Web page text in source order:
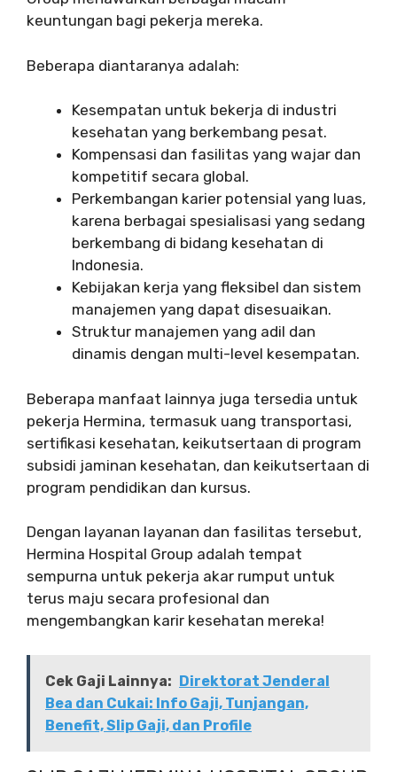
keuntungan bagi pekerja mereka.
Beberapa diantaranya adalah:
Kesempatan untuk bekerja di industri
kesehatan yang berkembang pesat.
Kompensasi dan fasilitas yang wajar dan
kompetitif secara global.
Perkembangan karier potensial yang luas,
karena berbagai spesialisasi yang sedang
berkembang di bidang kesehatan di
Indonesia.
Kebijakan kerja yang fleksibel dan sistem
manajemen yang dapat disesuaikan.
Struktur manajemen yang adil dan
dinamis dengan multi-level kesempatan.
Beberapa manfaat lainnya juga tersedia untuk
pekerja Hermina, termasuk uang transportasi,
sertifikasi kesehatan, keikutsertaan di program
subsidi jaminan kesehatan, dan keikutsertaan di
program pendidikan dan kursus.
Dengan layanan layanan dan fasilitas tersebut,
Hermina Hospital Group adalah tempat
sempurna untuk pekerja akar rumput untuk
terus maju secara profesional dan
mengembangkan karir kesehatan mereka!
Cek Gaji Lainnya: Direktorat Jenderal
Bea dan Cukai: Info Gaji, Tunjangan,
Benefit, Slip Gaji, dan Profile